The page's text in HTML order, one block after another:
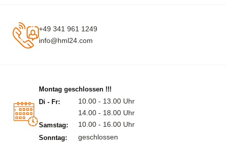
+49 341 961 1249
info@hml24.com
Montag geschlossen !!!
Di - Fr:
10.00 - 13.00 Uhr
14.00 - 18.00 Uhr
Samstag: 10.00 - 16.00 Uhr
Sonntag: geschlossen